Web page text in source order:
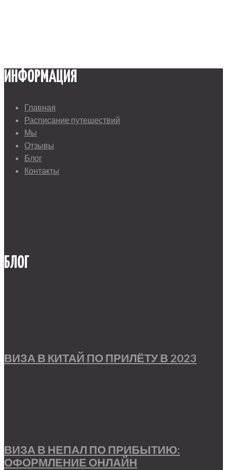
ИНФОРМАЦИЯ
Главная
Расписание путешествий
Мы
Отзывы
Блог
Контакты
БЛОГ
ВИЗА В КИТАЙ ПО ПРИЛЁТУ В 2023
ВИЗА В НЕПАЛ ПО ПРИБЫТИЮ:
ОФОРМЛЕНИЕ ОНЛАЙН